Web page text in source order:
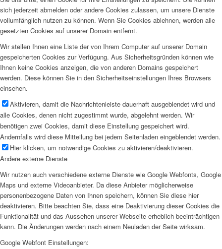
sich jederzeit abmelden oder andere Cookies zulassen, um unsere Dienste
vollumfänglich nutzen zu können. Wenn Sie Cookies ablehnen, werden alle
gesetzten Cookies auf unserer Domain entfernt.
Wir stellen Ihnen eine Liste der von Ihrem Computer auf unserer Domain
gespeicherten Cookies zur Verfügung. Aus Sicherheitsgründen können wie
Ihnen keine Cookies anzeigen, die von anderen Domains gespeichert
werden. Diese können Sie in den Sicherheitseinstellungen Ihres Browsers
einsehen.
Aktivieren, damit die Nachrichtenleiste dauerhaft ausgeblendet wird und
alle Cookies, denen nicht zugestimmt wurde, abgelehnt werden. Wir
benötigen zwei Cookies, damit diese Einstellung gespeichert wird.
Andernfalls wird diese Mitteilung bei jedem Seitenladen eingeblendet werden.
Hier klicken, um notwendige Cookies zu aktivieren/deaktivieren.
Andere externe Dienste
Wir nutzen auch verschiedene externe Dienste wie Google Webfonts, Google
Maps und externe Videoanbieter. Da diese Anbieter möglicherweise
personenbezogene Daten von Ihnen speichern, können Sie diese hier
deaktivieren. Bitte beachten Sie, dass eine Deaktivierung dieser Cookies die
Funktionalität und das Aussehen unserer Webseite erheblich beeinträchtigen
kann. Die Änderungen werden nach einem Neuladen der Seite wirksam.
Google Webfont Einstellungen: